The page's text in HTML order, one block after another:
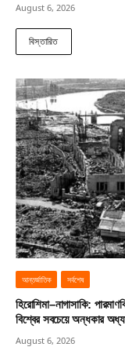
August 6, 2026
বিস্তারিত
আন্তর্জাতিক সর্বশেষ
হিরোশিমা–নাগাসাকি:
বিশ্বের সবচেয়ে অন্ধকার
August 6, 2026